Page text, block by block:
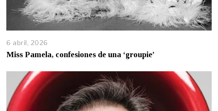
6 abril, 2026
Miss Pamela, confesiones de una ‘groupie’